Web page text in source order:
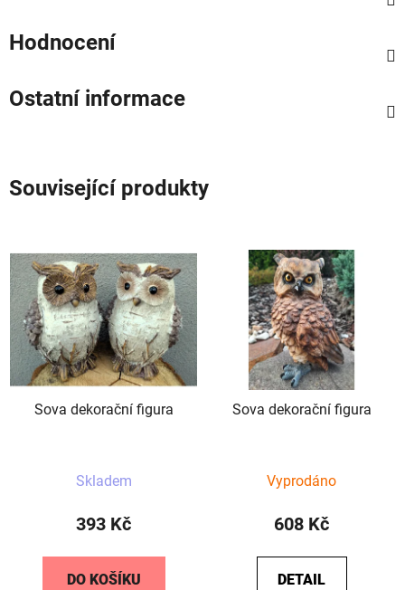
Hodnocení
Ostatní informace
Související produkty
Sova dekorační figura
Skladem
393 Kč
DO KOŠÍKU
Sova dekorační figura
Vyprodáno
608 Kč
DETAIL